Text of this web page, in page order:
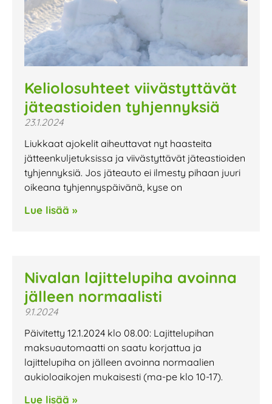
Keliolosuhteet viivästyttävät
jäteastioiden tyhjennyksiä
23.1.2024
Liukkaat ajokelit aiheuttavat nyt haasteita
jätteenkuljetuksissa ja viivästyttävät jäteastioiden
tyhjennyksiä. Jos jäteauto ei ilmesty pihaan juuri
oikeana tyhjennyspäivänä, kyse on
Lue lisää »
Nivalan lajittelupiha avoinna
jälleen normaalisti
9.1.2024
Päivitetty 12.1.2024 klo 08.00: Lajittelupihan
maksuautomaatti on saatu korjattua ja
lajittelupiha on jälleen avoinna normaalien
aukioloaikojen mukaisesti (ma-pe klo 10-17).
Lue lisää »